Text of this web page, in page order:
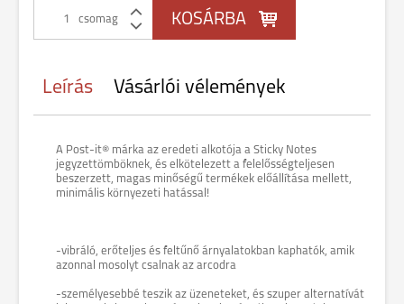
csomag
Leírás Vásárlói vélemények
A Post-it® márka az eredeti alkotója a Sticky Notes
jegyzettömböknek, és elkötelezett a felelősségteljesen
beszerzett, magas minőségű termékek előállítása mellett,
minimális környezeti hatással!
-vibráló, erőteljes és feltűnő árnyalatokban kaphatók, amik
azonnal mosolyt csalnak az arcodra
-személyesebbé teszik az üzeneteket, és szuper alternatívát